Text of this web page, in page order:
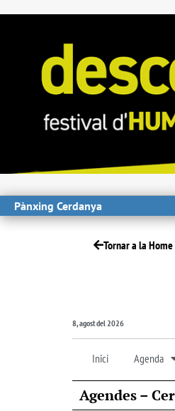
Pànxing Cerdanya
Tornar a la Home
8, agost del 2026
Inici Agenda
Agendes –